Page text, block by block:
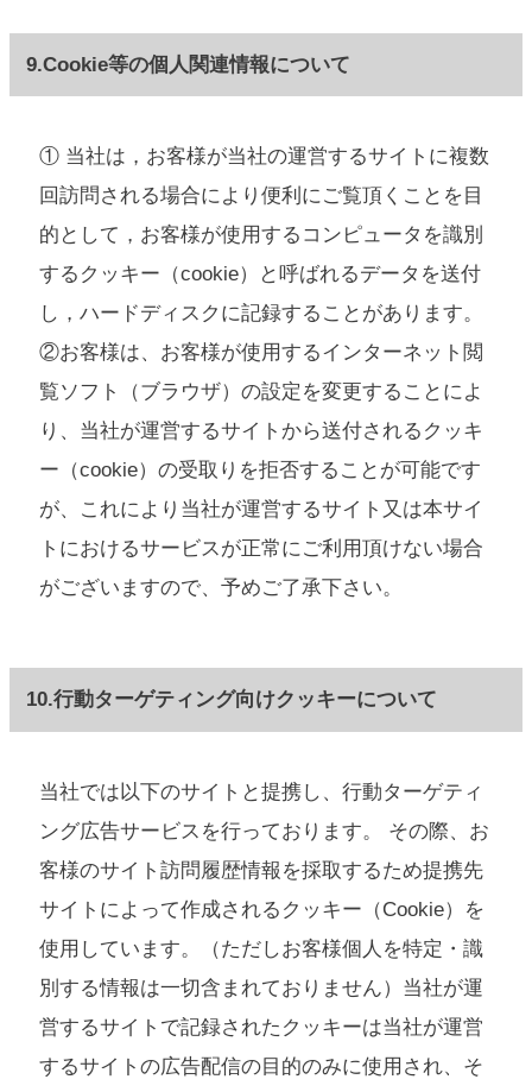
9.Cookie等の個人関連情報について
① 当社は，お客様が当社の運営するサイトに複数
回訪問される場合により便利にご覧頂くことを目
的として，お客様が使用するコンピュータを識別
するクッキー（cookie）と呼ばれるデータを送付
し，ハードディスクに記録することがあります。
②お客様は、お客様が使用するインターネット閲
覧ソフト（ブラウザ）の設定を変更することによ
り、当社が運営するサイトから送付されるクッキ
ー（cookie）の受取りを拒否することが可能です
が、これにより当社が運営するサイト又は本サイ
トにおけるサービスが正常にご利用頂けない場合
がございますので、予めご了承下さい。
10.行動ターゲティング向けクッキーについて
当社では以下のサイトと提携し、行動ターゲティ
ング広告サービスを行っております。 その際、お
客様のサイト訪問履歴情報を採取するため提携先
サイトによって作成されるクッキー（Cookie）を
使用しています。（ただしお客様個人を特定・識
別する情報は一切含まれておりません）当社が運
営するサイトで記録されたクッキーは当社が運営
するサイトの広告配信の目的のみに使用され、そ